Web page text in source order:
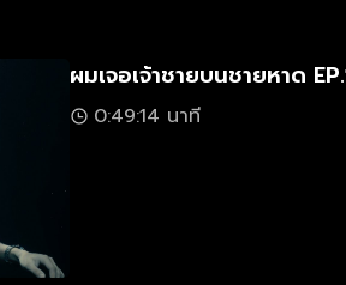
ผมเจอเจ้าชายบนชายหาด
0:49:14 นาที